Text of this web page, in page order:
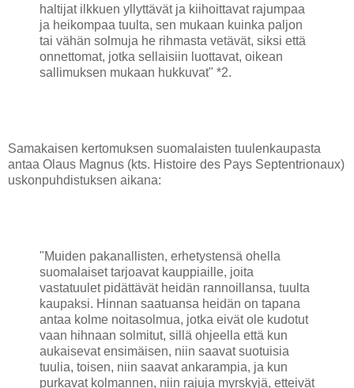
haltijat ilkkuen yllyttävät ja kiihoittavat rajumpaa
ja heikompaa tuulta, sen mukaan kuinka paljon
tai vähän solmuja he rihmasta vetävät, siksi että
onnettomat, jotka sellaisiin luottavat, oikean
sallimuksen mukaan hukkuvat" *2.
Samakaisen kertomuksen suomalaisten tuulenkaupasta
antaa Olaus Magnus (kts. Histoire des Pays Septentrionaux)
uskonpuhdistuksen aikana:
"Muiden pakanallisten, erhetystensä ohella
suomalaiset tarjoavat kauppiaille, joita
vastatuulet pidättävät heidän rannoillansa, tuulta
kaupaksi. Hinnan saatuansa heidän on tapana
antaa kolme noitasolmua, jotka eivät ole kudotut
vaan hihnaan solmitut, sillä ohjeella että kun
aukaisevat ensimäisen, niin saavat suotuisia
tuulia, toisen, niin saavat ankarampia, ja kun
purkavat kolmannen, niin rajuja myrskyjä, etteivät